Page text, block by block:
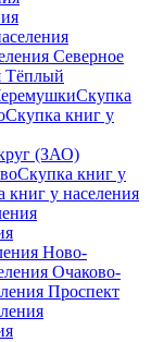
Северное
Тёплый
Скупка
Скупка книг у
(ЗАО)
Скупка книг у
книг у населения
Ново-
Очаково-
Проспект